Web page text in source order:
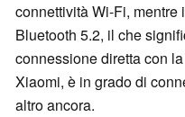
connettività Wi-Fi,
Bluetooth 5.2, il che
connessione diretta con
Xiaomi, è in grado di
altro ancora.